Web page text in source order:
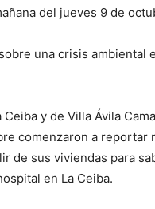
del jueves 9 de
una crisis ambiental
y de Villa Ávila
comenzaron a
de sus viviendas para
en La Ceiba.